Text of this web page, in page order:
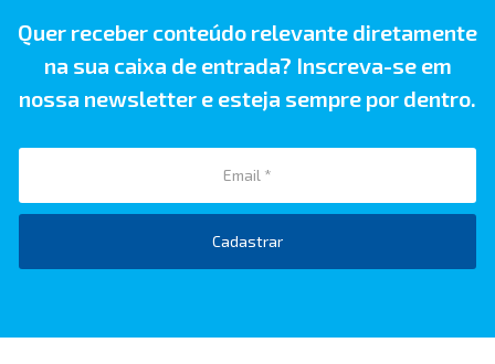
Quer receber conteúdo relevante diretamente
na sua caixa de entrada? Inscreva-se em
nossa newsletter e esteja sempre por dentro.
Cadastrar